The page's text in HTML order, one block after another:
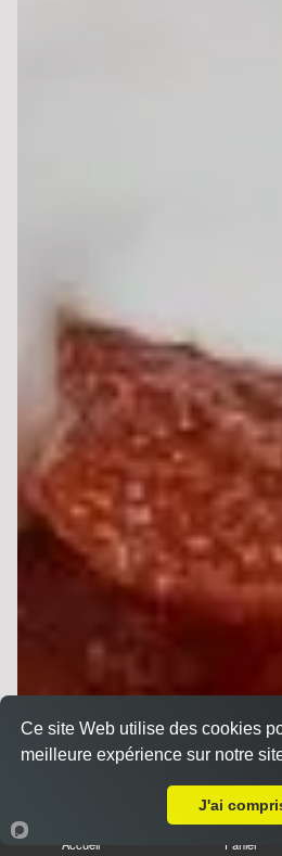
Accueil Panier
Ce site Web utilise des cookies
meilleure expérience sur notre
J'ai